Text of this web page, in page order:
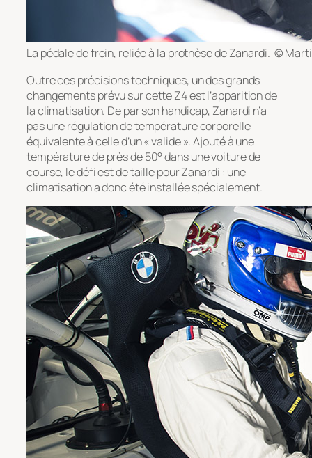
La pédale de frein, reliée à la prothèse de Zanardi. ©
Outre ces précisions techniques, un des grands
changements prévu sur cette Z4 est l’apparition de
la climatisation. De par son handicap, Zanardi n’a
pas une régulation de température corporelle
équivalente à celle d’un « valide ». Ajouté à une
température de près de 50° dans une voiture de
course, le défi est de taille pour Zanardi : une
climatisation a donc été installée spécialement.